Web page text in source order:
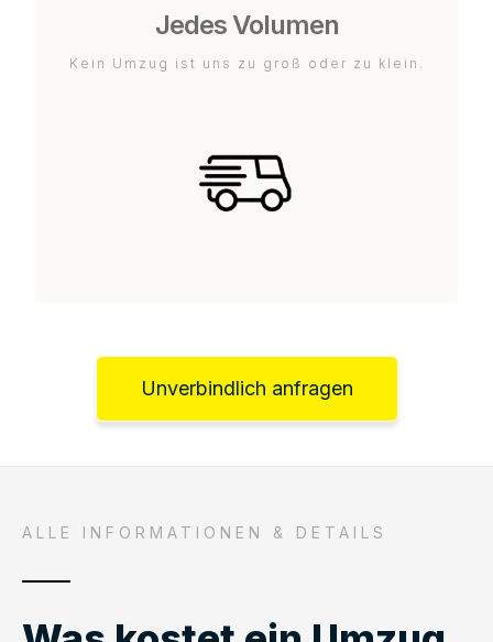
Jedes Volumen
Kein Umzug ist uns zu groß oder zu klein.
Unverbindlich anfragen
ALLE INFORMATIONEN & DETAILS